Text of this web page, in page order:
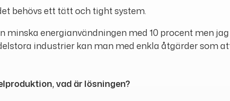
behövs ett tätt och tight system.
energianvändningen med 10 procent men
industrier kan man med enkla åtgärder som
vad är lösningen?